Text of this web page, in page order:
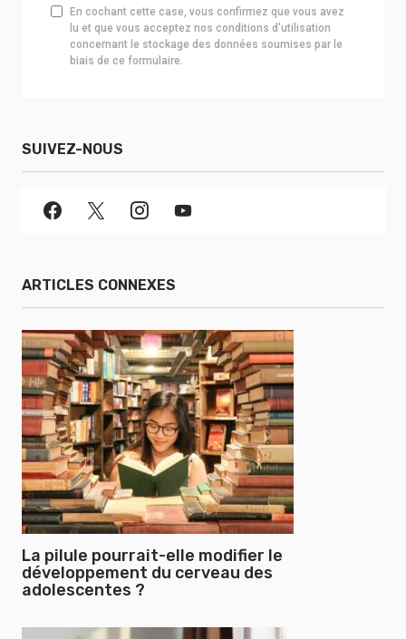
En cochant cette case, vous confirmez que vous avez
lu et que vous acceptez nos conditions d'utilisation
concernant le stockage des données soumises par le
biais de ce formulaire.
SUIVEZ-NOUS
ARTICLES CONNEXES
La pilule pourrait-elle modifier le
développement du cerveau des
adolescentes ?